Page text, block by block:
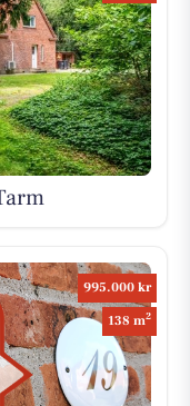
995.000 kr
138 m2